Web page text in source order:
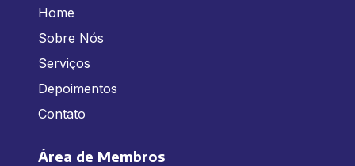
Home
Sobre Nós
Serviços
Depoimentos
Contato
Área de Membros